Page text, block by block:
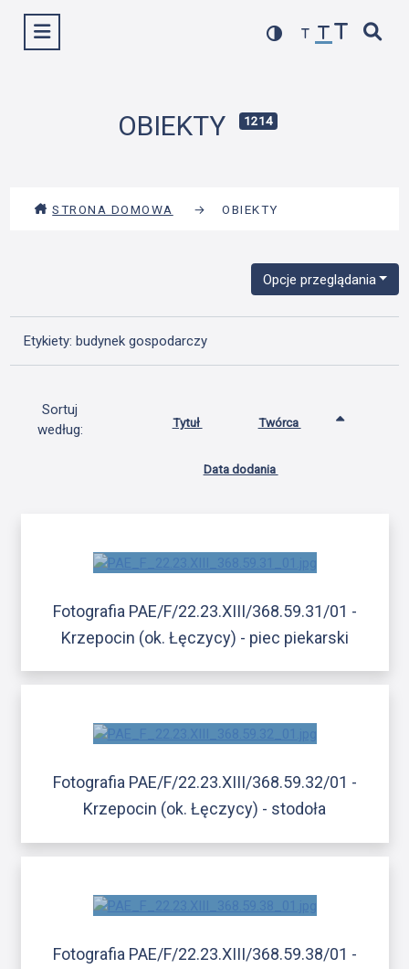
Wyświetl menu
OBIEKTY 1214
STRONA DOMOWA → OBIEKTY
Opcje przeglądania
Etykiety: budynek gospodarczy
Sortuj
według:
Tytuł Twórca
Data dodania
Fotografia PAE/F/22.23.XIII/368.59.31/01 -
Krzepocin (ok. Łęczycy) - piec piekarski
Fotografia PAE/F/22.23.XIII/368.59.32/01 -
Krzepocin (ok. Łęczycy) - stodoła
Fotografia PAE/F/22.23.XIII/368.59.38/01 -